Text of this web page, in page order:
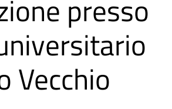
presso
Vecchio